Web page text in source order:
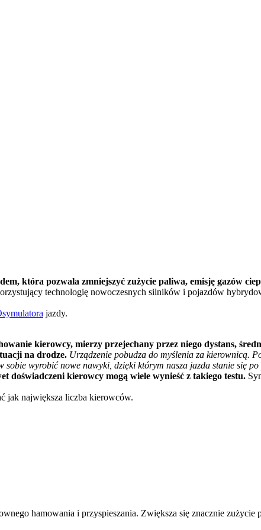
która pozwala zmniejszyć zużycie paliwa, emisję gazów
technologię nowoczesnych silników i pojazdów
jazdy.
kierowcy, mierzy przejechany przez niego dystans,
na drodze. Urządzenie pobudza do myślenia za kierownicą.
sobie wyrobić nowe nawyki, dzięki którym nasza jazda stanie się po
doświadczeni kierowcy mogą wiele wynieść z takiego testu.
jak największa liczba kierowców.
hamowania i przyspieszania. Zwiększa się znacznie zużycie